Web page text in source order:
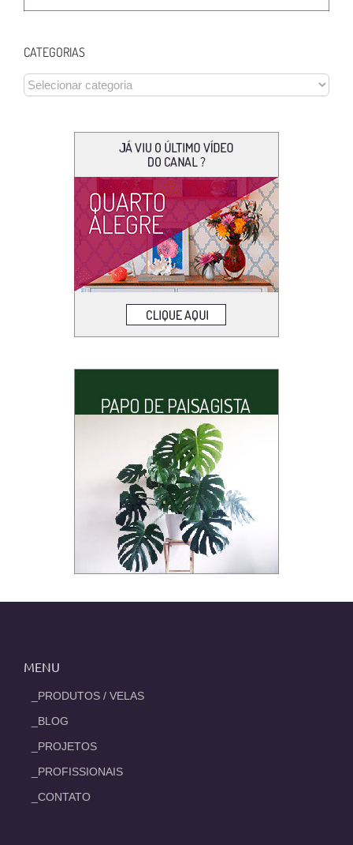
CATEGORIAS
CATEGORIAS
MENU
_PRODUTOS / VELAS
_BLOG
_PROJETOS
_PROFISSIONAIS
_CONTATO